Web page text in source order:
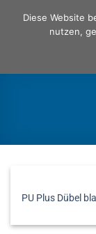
Inhalt
PU Plus Dübel
Diese Website
nutzen,